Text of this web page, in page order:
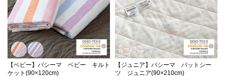
【ベビー】 パシーマ ベビー キルト
ケット(90×120cm)
【ジュニア】 パシーマ パットシー
ツ ジュニア(90×210cm)